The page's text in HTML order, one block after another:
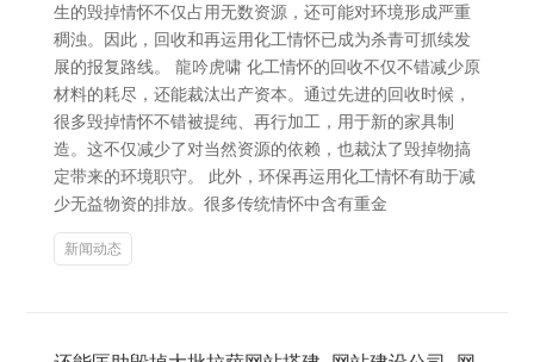
生的毁掉情怀不仅占用无数资源，还可能对环境形成严重
稠浊。因此，回收和再运用化工情怀已成为杀青可抓续发
展的报复路线。 龍吟虎啸 化工情怀的回收不仅不错减少原
材料的耗尽，还能裁汰出产资本。通过先进的回收时候，
很多毁掉情怀不错被提纯、再行加工，用于新的家具制
造。这不仅减少了对当然资源的依赖，也裁汰了毁掉物搞
定带来的环境职守。 此外，环保再运用化工情怀有助于减
少无益物资的排放。很多传统情怀中含有重金
新闻动态